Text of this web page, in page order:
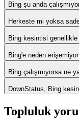
Bing şu anda
Herkeste mi yoksa
Bing kesintisi
Bing'e neden
Bing çalışmıyorsa ne
DownStatus, Bing
Topluluk